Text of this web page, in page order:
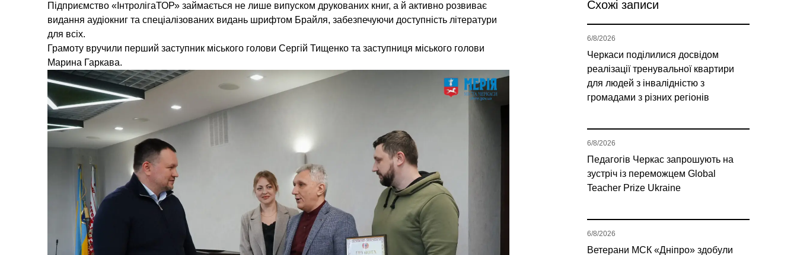
Підприємство «ІнтролігаТОР» займається не лише випуском друкованих книг, а й активно розвиває
видання аудіокниг та спеціалізованих видань шрифтом Брайля, забезпечуючи доступність літератури
для всіх.
Грамоту вручили перший заступник міського голови Сергій Тищенко та заступниця міського голови
Марина Гаркава.
Схожі записи
Черкаси поділилися досвідом
реалізації тренувальної квартири
для людей з інвалідністю з
громадами з різних регіонів
6/8/2026
Педагогів Черкас запрошують на
зустріч із переможцем Global
Teacher Prize Ukraine
6/8/2026
Ветерани МСК «Дніпро» здобули
6/8/2026